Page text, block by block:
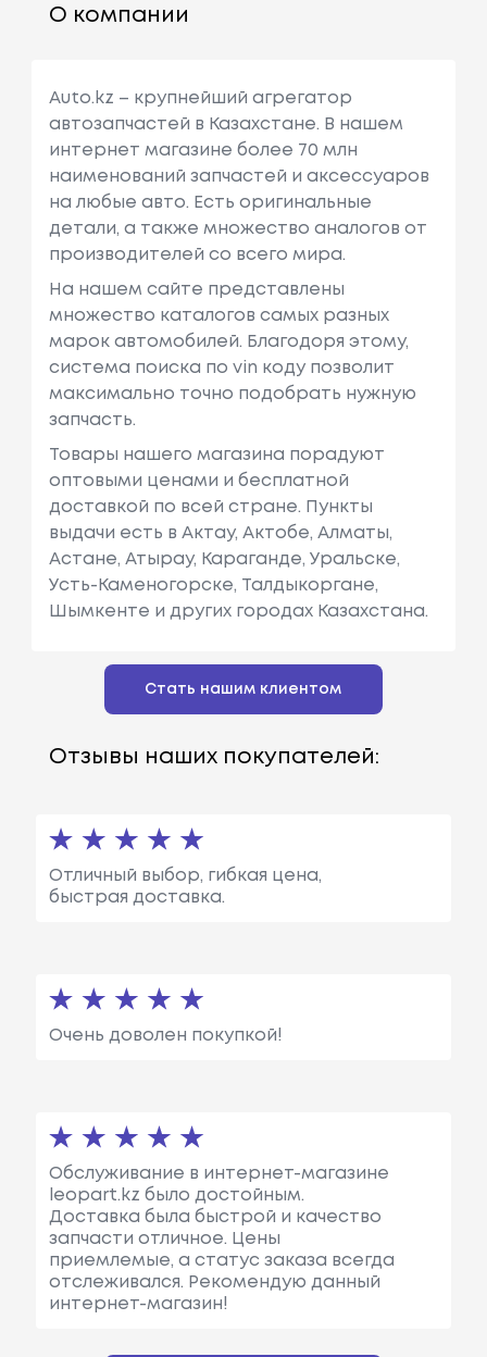
О компании
Auto.kz – крупнейший агрегатор
автозапчастей в Казахстане. В нашем
интернет магазине более 70 млн
наименований запчастей и аксессуаров
на любые авто. Есть оригинальные
детали, а также множество аналогов от
производителей со всего мира.
На нашем сайте представлены
множество каталогов самых разных
марок автомобилей. Благодоря этому,
система поиска по vin коду позволит
максимально точно подобрать нужную
запчасть.
Товары нашего магазина порадуют
оптовыми ценами и бесплатной
доставкой по всей стране. Пункты
выдачи есть в Актау, Актобе, Алматы,
Астане, Атырау, Караганде, Уральске,
Усть-Каменогорске, Талдыкоргане,
Шымкенте и других городах Казахстана.
Стать нашим клиентом
Отзывы наших покупателей:
Отличный выбор, гибкая цена,
быстрая доставка.
Очень доволен покупкой!
Обслуживание в интернет-магазине
leopart.kz было достойным.
Доставка была быстрой и качество
запчасти отличное. Цены
приемлемые, а статус заказа всегда
отслеживался. Рекомендую данный
интернет-магазин!